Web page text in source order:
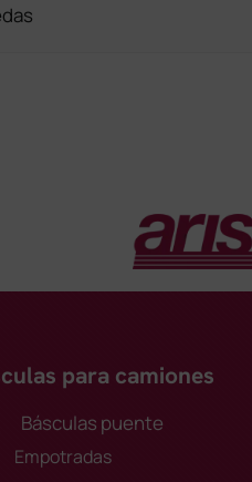
para camiones
Básculas puente
Empotradas